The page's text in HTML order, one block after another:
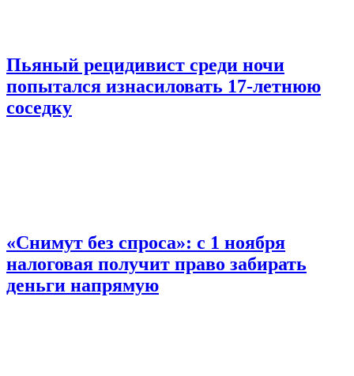
Пьяный рецидивист среди ночи
попытался изнасиловать 17-летнюю
соседку
«Снимут без спроса»: с 1 ноября
налоговая получит право забирать
деньги напрямую